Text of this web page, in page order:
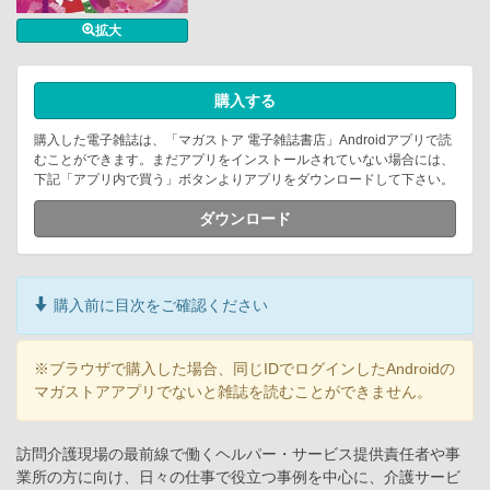
拡大
購入する
購入した電子雑誌は、「マガストア 電子雑誌書店」Androidアプリで読
むことができます。まだアプリをインストールされていない場合には、
下記「アプリ内で買う」ボタンよりアプリをダウンロードして下さい。
ダウンロード
購入前に目次をご確認ください
※ブラウザで購入した場合、同じIDでログインしたAndroidの
マガストアアプリでないと雑誌を読むことができません。
訪問介護現場の最前線で働くヘルパー・サービス提供責任者や事
業所の方に向け、日々の仕事で役立つ事例を中心に、介護サービ